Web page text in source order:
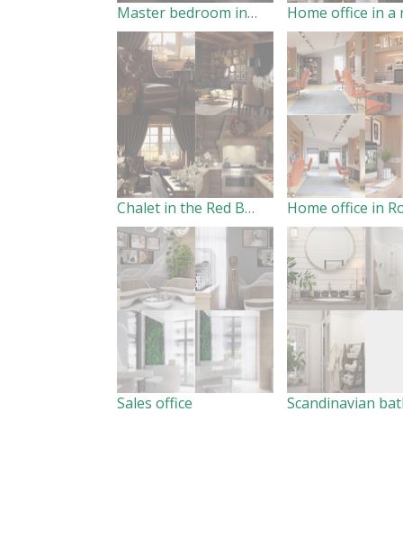
Master bedroom in a residential house
Chalet in the Red Bor
Sales office